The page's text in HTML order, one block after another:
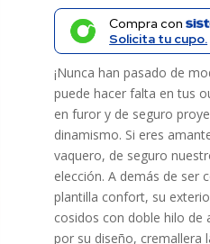
era:
Compra con
Solicita tu cupo.
¡Nunca han pasado de
puede hacer falta en tus
en furor y de seguro
dinamismo. Si eres
vaquero, de seguro
elección. A demás de ser
plantilla confort, su
cosidos con doble hilo de
por su diseño, cremallera